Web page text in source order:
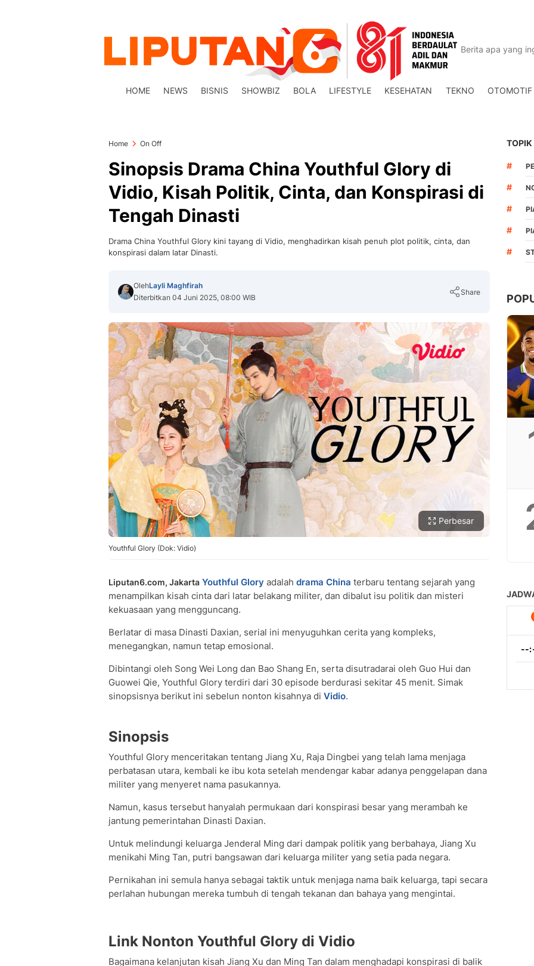
HOME NEWS BISNIS SHOWBIZ BOLA LIFESTYLE KESEHATAN TEKNO OTOMOTIF
Home On Off
Sinopsis Drama China Youthful Glory di
Vidio, Kisah Politik, Cinta, dan Konspirasi di
Tengah Dinasti
Drama China Youthful Glory kini tayang di Vidio, menghadirkan kisah penuh plot politik, cinta, dan
konspirasi dalam latar Dinasti.
OlehLayli Maghfirah
Diterbitkan 04 Juni 2025, 08:00 WIB
Share
Copy Link
Perbesar
Youthful Glory (Dok: Vidio)
Liputan6.com, Jakarta Youthful Glory adalah drama China terbaru tentang sejarah yang
menampilkan kisah cinta dari latar belakang militer, dan dibalut isu politik dan misteri
kekuasaan yang mengguncang.
Berlatar di masa Dinasti Daxian, serial ini menyuguhkan cerita yang kompleks,
menegangkan, namun tetap emosional.
Dibintangi oleh Song Wei Long dan Bao Shang En, serta disutradarai oleh Guo Hui dan
Guowei Qie, Youthful Glory terdiri dari 30 episode berdurasi sekitar 45 menit. Simak
sinopsisnya berikut ini sebelun nonton kisahnya di Vidio.
Sinopsis
Youthful Glory menceritakan tentang Jiang Xu, Raja Dingbei yang telah lama menjaga
perbatasan utara, kembali ke ibu kota setelah mendengar kabar adanya penggelapan dana
militer yang menyeret nama pasukannya.
Namun, kasus tersebut hanyalah permukaan dari konspirasi besar yang merambah ke
jantung pemerintahan Dinasti Daxian.
Untuk melindungi keluarga Jenderal Ming dari dampak politik yang berbahaya, Jiang Xu
menikahi Ming Tan, putri bangsawan dari keluarga militer yang setia pada negara.
Pernikahan ini semula hanya sebagai taktik untuk menjaga nama baik keluarga, tapi secara
perlahan hubungan mereka tumbuh di tengah tekanan dan bahaya yang mengintai.
Link Nonton Youthful Glory di Vidio
Bagaimana kelanjutan kisah Jiang Xu dan Ming Tan dalam menghadapi konspirasi di balik
TOPIK
#
#
#
#
#